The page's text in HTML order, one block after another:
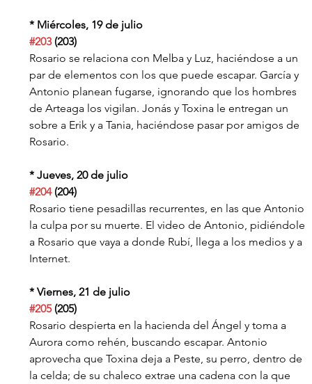
* Miércoles, 19 de julio
#203 (203)
Rosario se relaciona con Melba y Luz, haciéndose a un
par de elementos con los que puede escapar. García y
Antonio planean fugarse, ignorando que los hombres
de Arteaga los vigilan. Jonás y Toxina le entregan un
sobre a Erik y a Tania, haciéndose pasar por amigos de
Rosario.
* Jueves, 20 de julio
#204 (204)
Rosario tiene pesadillas recurrentes, en las que Antonio
la culpa por su muerte. El video de Antonio, pidiéndole
a Rosario que vaya a donde Rubí, llega a los medios y a
Internet.
* Viernes, 21 de julio
#205 (205)
Rosario despierta en la hacienda del Ángel y toma a
Aurora como rehén, buscando escapar. Antonio
aprovecha que Toxina deja a Peste, su perro, dentro de
la celda; de su chaleco extrae una cadena con la que